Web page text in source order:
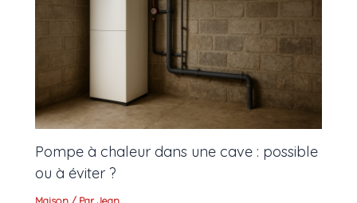
Pompe à chaleur dans une cave : possible
ou à éviter ?
Maison / ParJean